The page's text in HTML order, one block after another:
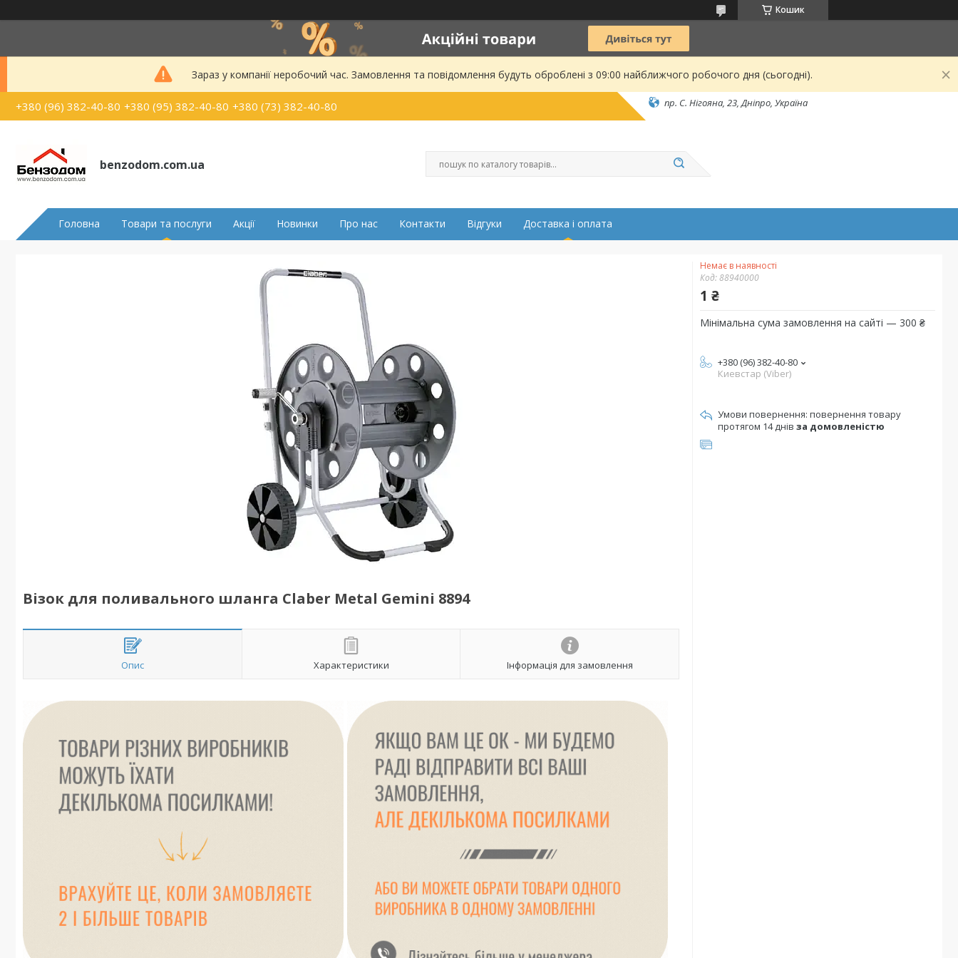
Кошик
Зараз у компанії неробочий час. Замовлення та повідомлення будуть оброблені з 09:00 найближчого робочого дня (сьогодні).
+380 (96) 382-40-80 +380 (95) 382-40-80 +380 (73) 382-40-80 пр. С. Нігояна, 23, Дніпро, Україна
benzodom.com.ua
Головна Товари та послуги Акції Новинки Про нас Контакти Відгуки Доставка і оплата
Візок для поливального шланга Claber Metal Gemini 8894
Опис Характеристики Інформація для замовлення
Немає в наявності
Код:88940000
1 ₴
Мінімальна сума замовлення на сайті — 300 ₴
+380 (96) 382-40-80
Киевстар (Viber)
повернення товару
протягом 14 днів за домовленістю